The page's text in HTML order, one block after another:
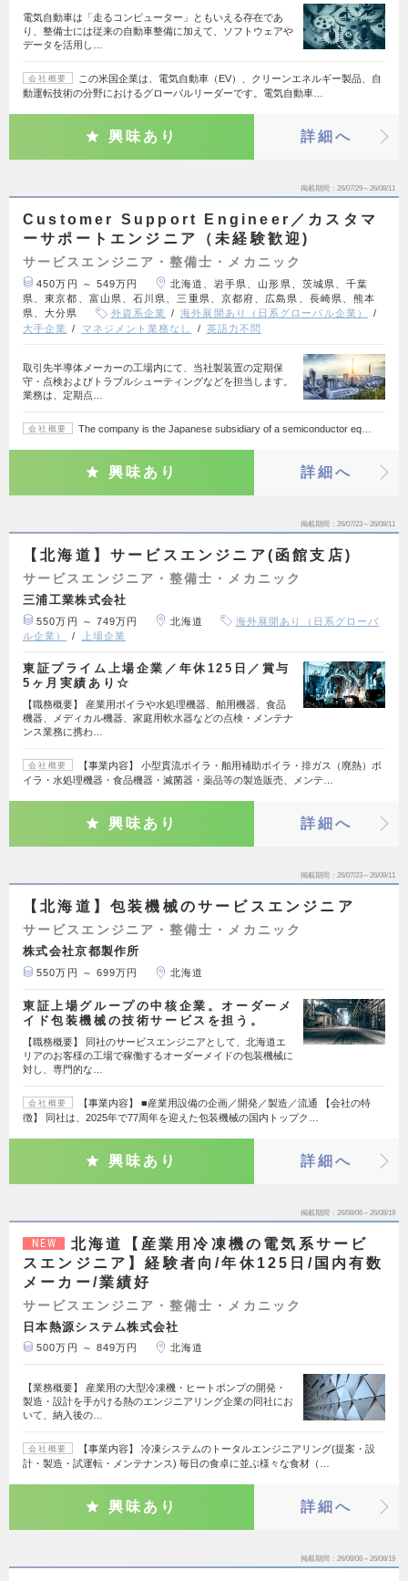
電気自動車は「走るコンピューター」ともいえる存在であ
り、整備士には従来の自動車整備に加えて、ソフトウェアや
データを活用し…
会社概要
この米国企業は、電気自動車（EV）、クリーンエネルギー製品、自
動運転技術の分野におけるグローバルリーダーです。電気自動車…
興味あり 詳細へ
掲載期間 26/07/29～26/08/11
Customer Support Engineer／カスタマ
ーサポートエンジニア（未経験歓迎)
サービスエンジニア・整備士・メカニック
450万円 ～ 549万円
北海道、岩手県、山形県、茨城県、千葉
県、東京都、富山県、石川県、三重県、京都府、広島県、長崎県、熊本
県、大分県
外資系企業
海外展開あり（日系グローバル企業）
大手企業
マネジメント業務なし 英語力不問
取引先半導体メーカーの工場内にて、当社製装置の定期保
守・点検およびトラブルシューティングなどを担当します。
業務は、定期点…
会社概要 The company is the Japanese subsidiary of a semiconductor eq…
興味あり 詳細へ
掲載期間 26/07/23～26/08/11
【北海道】サービスエンジニア(函館支店)
サービスエンジニア・整備士・メカニック
三浦工業株式会社
550万円 ～ 749万円 北海道
海外展開あり（日系グローバ
ル企業）
上場企業
東証プライム上場企業／年休125日／賞与
5ヶ月実績あり☆
【職務概要】 産業用ボイラや水処理機器、舶用機器、食品
機器、メディカル機器、家庭用軟水器などの点検・メンテナ
ンス業務に携わ…
会社概要
【事業内容】 小型貫流ボイラ・舶用補助ボイラ・排ガス（廃熱）ボ
イラ・水処理機器・食品機器・滅菌器・薬品等の製造販売、メンテ…
興味あり 詳細へ
掲載期間 26/07/23～26/08/11
【北海道】包装機械のサービスエンジニア
サービスエンジニア・整備士・メカニック
株式会社京都製作所
550万円 ～ 699万円 北海道
東証上場グループの中核企業。オーダーメ
イド包装機械の技術サービスを担う。
【職務概要】 同社のサービスエンジニアとして、北海道エ
リアのお客様の工場で稼働するオーダーメイドの包装機械に
対し、専門的な…
会社概要
【事業内容】 ■産業用設備の企画／開発／製造／流通 【会社の特
徴】 同社は、2025年で77周年を迎えた包装機械の国内トップク…
興味あり 詳細へ
掲載期間 26/08/06～26/08/19
NEW
北海道【産業用冷凍機の電気系サービ
スエンジニア】経験者向/年休125日/国内有数
メーカー/業績好
サービスエンジニア・整備士・メカニック
日本熱源システム株式会社
500万円 ～ 849万円 北海道
【業務概要】 産業用の大型冷凍機・ヒートポンプの開発・
製造・設計を手がける熱のエンジニアリング企業の同社にお
いて、納入後の…
会社概要
【事業内容】 冷凍システムのトータルエンジニアリング(提案・設
計・製造・試運転・メンテナンス) 毎日の食卓に並ぶ様々な食材（…
興味あり 詳細へ
掲載期間 26/08/06～26/08/19